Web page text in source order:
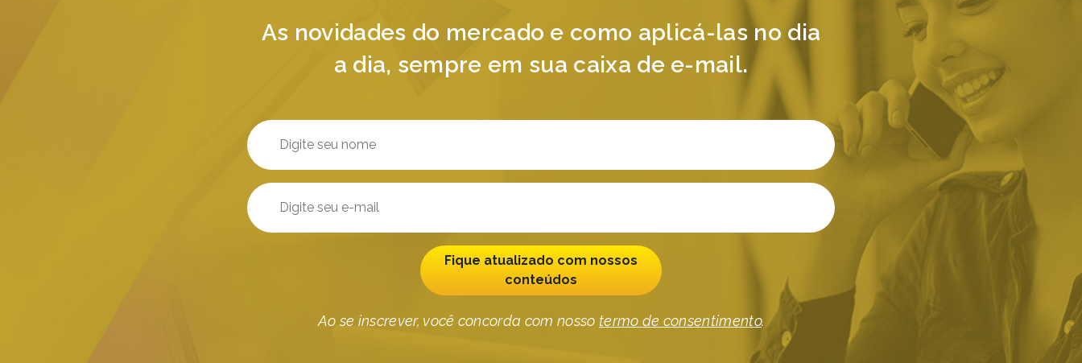
As novidades do mercado e como aplicá-las no dia
a dia, sempre em sua caixa de e-mail.
Fique atualizado com nossos
conteúdos
Ao se inscrever, você concorda com nosso termo de consentimento.